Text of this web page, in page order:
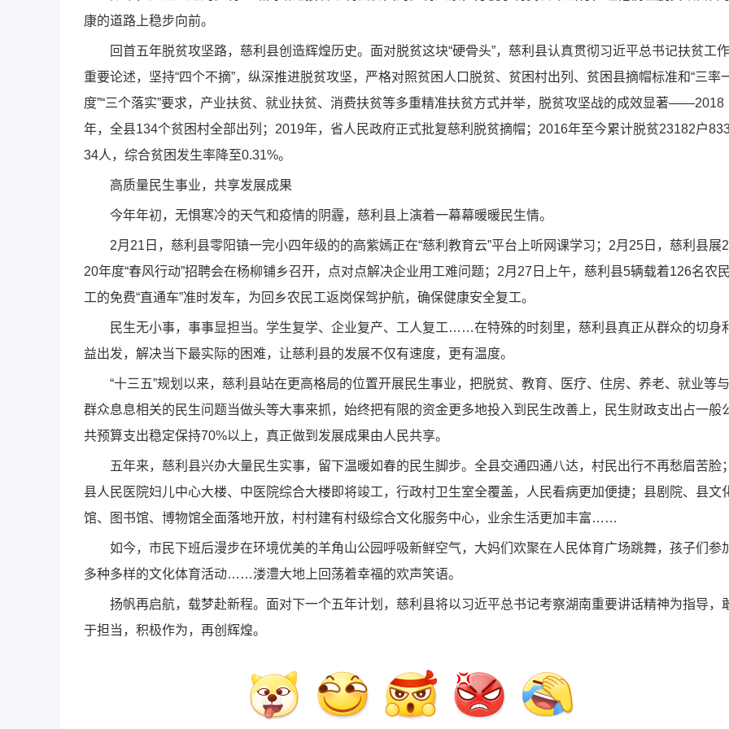
康的道路上稳步向前。
回首五年脱贫攻坚路，慈利县创造辉煌历史。面对脱贫这块“硬骨头”，慈利县认真贯彻习近平总书记扶贫工作
重要论述，坚持“四个不摘”，纵深推进脱贫攻坚，严格对照贫困人口脱贫、贫困村出列、贫困县摘帽标准和“三率
度”“三个落实”要求，产业扶贫、就业扶贫、消费扶贫等多重精准扶贫方式并举，脱贫攻坚战的成效显著——2018
年，全县134个贫困村全部出列；2019年，省人民政府正式批复慈利脱贫摘帽；2016年至今累计脱贫23182户
34人，综合贫困发生率降至0.31%。
高质量民生事业，共享发展成果
今年年初，无惧寒冷的天气和疫情的阴霾，慈利县上演着一幕幕暖暖民生情。
2月21日，慈利县零阳镇一完小四年级的的高紫嫣正在“慈利教育云”平台上听网课学习；2月25日，慈利县展
20年度“春风行动”招聘会在杨柳铺乡召开，点对点解决企业用工难问题；2月27日上午，慈利县5辆载着126名农民
工的免费“直通车”准时发车，为回乡农民工返岗保驾护航，确保健康安全复工。
民生无小事，事事显担当。学生复学、企业复产、工人复工……在特殊的时刻里，慈利县真正从群众的切身
益出发，解决当下最实际的困难，让慈利县的发展不仅有速度，更有温度。
“十三五”规划以来，慈利县站在更高格局的位置开展民生事业，把脱贫、教育、医疗、住房、养老、就业等与
群众息息相关的民生问题当做头等大事来抓，始终把有限的资金更多地投入到民生改善上，民生财政支出占一般
共预算支出稳定保持70%以上，真正做到发展成果由人民共享。
五年来，慈利县兴办大量民生实事，留下温暖如春的民生脚步。全县交通四通八达，村民出行不再愁眉苦脸；
县人民医院妇儿中心大楼、中医院综合大楼即将竣工，行政村卫生室全覆盖，人民看病更加便捷；县剧院、县文
馆、图书馆、博物馆全面落地开放，村村建有村级综合文化服务中心，业余生活更加丰富……
如今，市民下班后漫步在环境优美的羊角山公园呼吸新鲜空气，大妈们欢聚在人民体育广场跳舞，孩子们参
多种多样的文化体育活动……溇澧大地上回荡着幸福的欢声笑语。
扬帆再启航，载梦赴新程。面对下一个五年计划，慈利县将以习近平总书记考察湖南重要讲话精神为指导，
于担当，积极作为，再创辉煌。